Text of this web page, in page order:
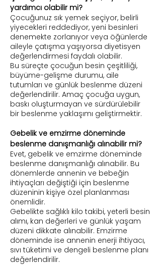
yardımcı olabilir mi?
Çocuğunuz sık yemek seçiyor, belirli
yiyecekleri reddediyor, yeni besinleri
denemekte zorlanıyor veya öğünlerde
aileyle çatışma yaşıyorsa diyetisyen
değerlendirmesi faydalı olabilir.
Bu süreçte çocuğun besin çeşitliliği,
büyüme-gelişme durumu, aile
tutumları ve günlük beslenme düzeni
değerlendirilir. Amaç çocuğa uygun,
baskı oluşturmayan ve sürdürülebilir
bir beslenme yaklaşımı geliştirmektir.
Gebelik ve emzirme döneminde
beslenme danışmanlığı alınabilir mi?
Evet, gebelik ve emzirme döneminde
beslenme danışmanlığı alınabilir. Bu
dönemlerde annenin ve bebeğin
ihtiyaçları değiştiği için beslenme
düzeninin kişiye özel planlanması
önemlidir.
Gebelikte sağlıklı kilo takibi, yeterli besin
alımı, kan değerleri ve günlük yaşam
düzeni dikkate alınabilir. Emzirme
döneminde ise annenin enerji ihtiyacı,
sıvı tüketimi ve dengeli beslenme planı
değerlendirilir.